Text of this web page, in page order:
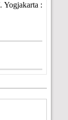
. Yogjakarta :